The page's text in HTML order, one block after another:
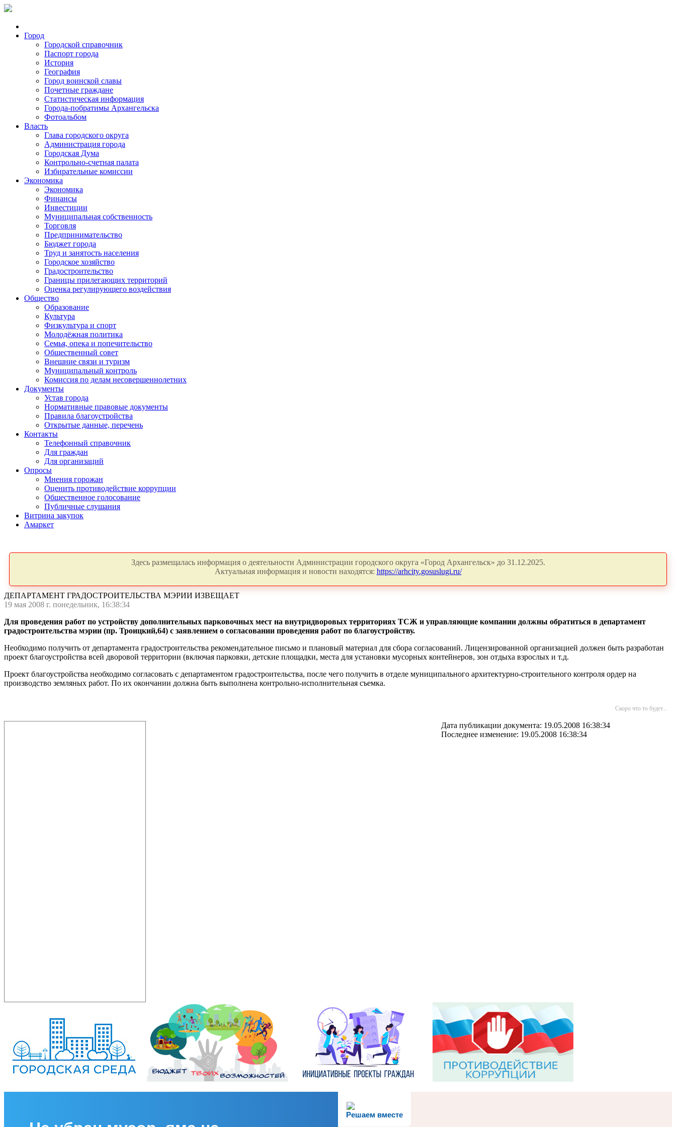
Город
Городской справочник
Паспорт города
История
География
Город воинской славы
Почетные граждане
Статистическая информация
Города-побратимы Архангельска
Фотоальбом
Власть
Глава городского округа
Администрация города
Городская Дума
Контрольно-счетная палата
Избирательные комиссии
Экономика
Экономика
Финансы
Инвестиции
Муниципальная собственность
Торговля
Предпринимательство
Бюджет города
Труд и занятость населения
Городское хозяйство
Градостроительство
Границы прилегающих территорий
Оценка регулирующего воздействия
Общество
Образование
Культура
Физкультура и спорт
Молодёжная политика
Семья, опека и попечительство
Общественный совет
Внешние связи и туризм
Муниципальный контроль
Комиссия по делам несовершеннолетних
Документы
Устав города
Нормативные правовые документы
Правила благоустройства
Открытые данные, перечень
Контакты
Телефонный справочник
Для граждан
Для организаций
Опросы
Мнения горожан
Оценить противодействие коррупции
Общественное голосование
Публичные слушания
Витрина закупок
Амаркет
Здесь размещалась информация о деятельности Администрации городского округа «Город Архангельск» до 31.12.2025.
Актуальная информация и новости находятся: https://arhcity.gosuslugi.ru/
ДЕПАРТАМЕНТ ГРАДОСТРОИТЕЛЬСТВА МЭРИИ ИЗВЕЩАЕТ
19 мая 2008 г. понедельник, 16:38:34
Для проведения работ по устройству дополнительных парковочных мест на внутридворовых территориях ТСЖ и управляющие компании должны обратиться в департамент
градостроительства мэрии (пр. Троицкий,64) с заявлением о согласовании проведения работ по благоустройству.
Необходимо получить от департамента градостроительства рекомендательное письмо и плановый материал для сбора согласований. Лицензированной организацией должен быть разработан
проект благоустройства всей дворовой территории (включая парковки, детские площадки, места для установки мусорных контейнеров, зон отдыха взрослых и т.д.
Проект благоустройства необходимо согласовать с департаментом градостроительства, после чего получить в отделе муниципального архитектурно-строительного контроля ордер на
производство земляных работ. По их окончании должна быть выполнена контрольно-исполнительная съемка.
Скоро что то будет...
Дата публикации документа: 19.05.2008 16:38:34
Последнее изменение: 19.05.2008 16:38:34
Решаем вместе